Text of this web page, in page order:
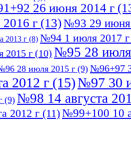
26 июня 2014 г
г (13)№93 29 июня
2013 г (8) №94 1 июля 2017 г
2015 г (10) №95 28
28 июля 2015 г (9) №96+97
2012 г (15)№97 30
(9) №98 14 августа
2012 г (11)№99+100 10